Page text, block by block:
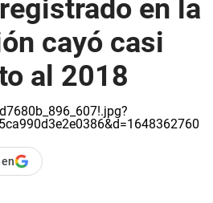
en la
cayó casi
al 2018